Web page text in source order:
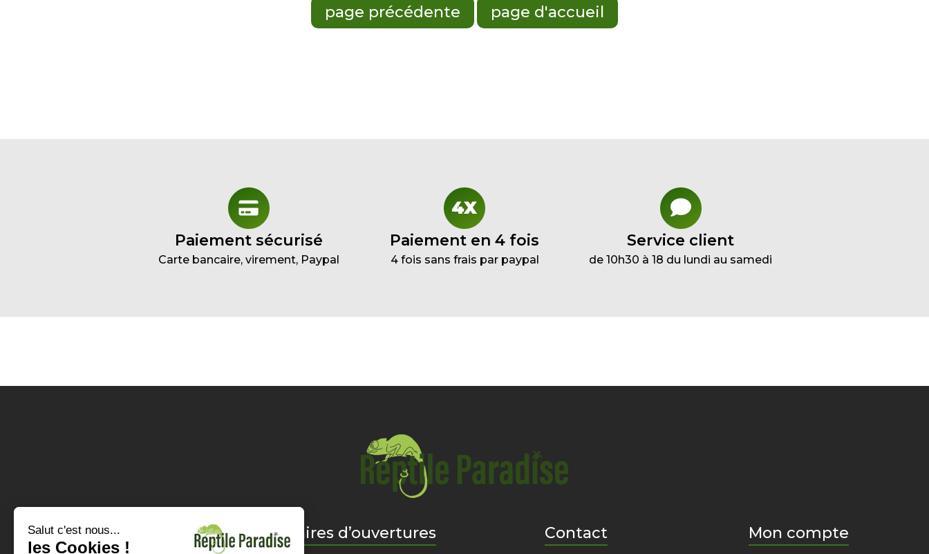
Paiement sécurisé
Carte bancaire, virement, Paypal
Paiement en 4 fois
4 fois sans frais par paypal
Service client
de 10h30 à 18 du lundi au samedi
Informations Horaires d’ouvertures Contact Mon compte